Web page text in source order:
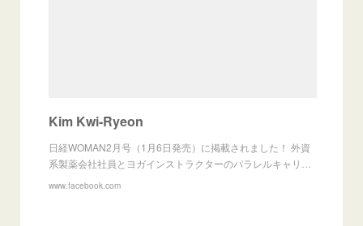
Kim Kwi-Ryeon
日経WOMAN2月号（1月6日発売）に掲載されました！ 外資
系製薬会社社員とヨガインストラクターのパラレルキャリ…
www.facebook.com